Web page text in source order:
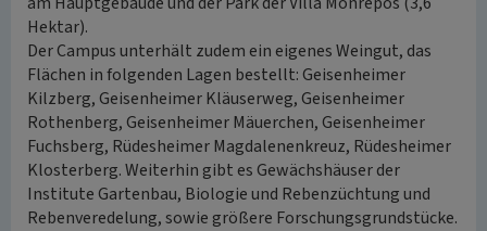
Hektar).
Der Campus unterhält zudem ein eigenes Weingut, das
Flächen in folgenden Lagen bestellt: Geisenheimer
Kilzberg, Geisenheimer Kläuserweg, Geisenheimer
Rothenberg, Geisenheimer Mäuerchen, Geisenheimer
Fuchsberg, Rüdesheimer Magdalenenkreuz, Rüdesheimer
Klosterberg. Weiterhin gibt es Gewächshäuser der
Institute Gartenbau, Biologie und Rebenzüchtung und
Rebenveredelung, sowie größere Forschungsgrundstücke.